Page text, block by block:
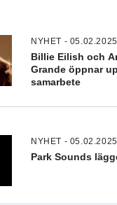
NYHET - 05.02.2025
Billie Eilish och
Grande öppnar
samarbete
NYHET - 05.02.2025
Park Sounds